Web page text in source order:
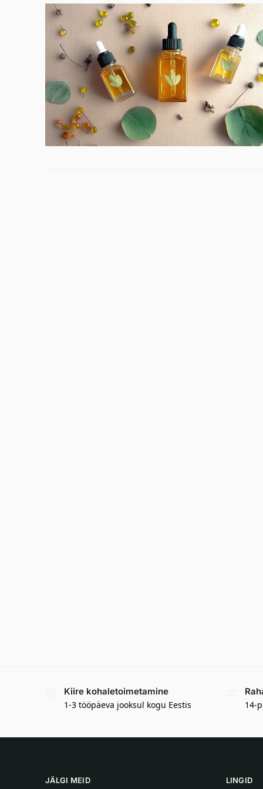
Kiire kohaletoimetamine
1-3 tööpäeva jooksul kogu Eestis
14-
JÄLGI MEID LINGID